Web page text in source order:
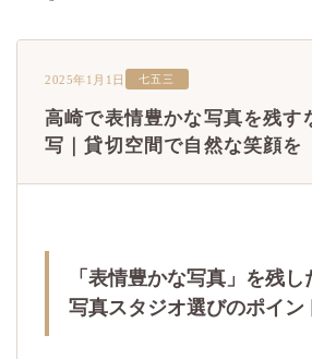
2025年1月1日 七五三
高崎で表情豊かな写真を残す
写｜貸切空間で自然な笑顔を
「表情豊かな写真」を残
写真スタジオ選びのポイン